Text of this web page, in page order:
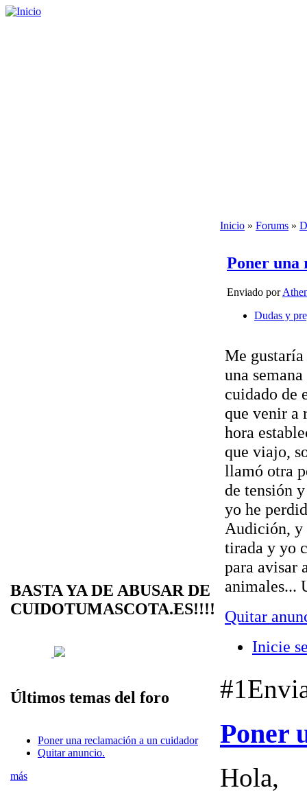
BASTA YA DE ABUSAR DE
CUIDOTUMASCOTA.ES!!!!
Últimos temas del foro
Poner una reclamación a un cuidador
Quitar anuncio.
más
Inicio » Forums »
Poner una
Enviado por
Dudas y
Me
una
cuidado de
que venir a
hora
que viajo,
llamó otra
de tensión
yo he
Audición, y
tirada y yo
para avisar
animales...
Quitar
Inicie
#1
Poner
Hola,